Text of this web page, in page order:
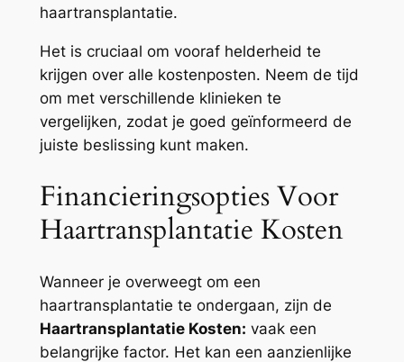
haartransplantatie.
Het is cruciaal om vooraf helderheid te
krijgen over alle kostenposten. Neem de tijd
om met verschillende klinieken te
vergelijken, zodat je goed geïnformeerd de
juiste beslissing kunt maken.
Financieringsopties Voor
Haartransplantatie Kosten
Wanneer je overweegt om een
haartransplantatie te ondergaan, zijn de
Haartransplantatie Kosten: vaak een
belangrijke factor. Het kan een aanzienlijke